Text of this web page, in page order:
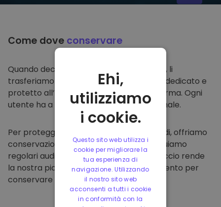
Come dove conservare
Quando decidi di comprare su
, li
trasferiamo direttamente nel tuo wallet dedicato e
protetto all’interno della nostra piattaforma. Ogni
utente ha a disposizione un wallet personale.
Per proteggere i nostri clienti e i loro fondi, offriamo
conservazione offline protetta ed effettuiamo
regolari audit di sicurezza. Questo approccio rende
la nostra piattaforma un punto di riferimento per
conservare e altre criptovalute.
Ehi,
utilizziamo
i cookie.
Questo sito web utilizza i
cookie per migliorare la
tua esperienza di
navigazione. Utilizzando
il nostro sito web
acconsenti a tutti i cookie
in conformità con la